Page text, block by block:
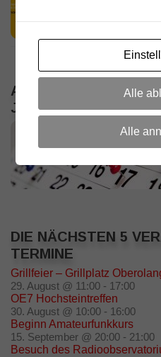
ALLE
JAHRES
DIE NÄCHSTEN 5
TERMINE
Grillfeier – Grillplatz
29. August @ 11:00 - 17:00
OE7 Hochsteintreffen
30. August @ 10:00 - 16:00
Beginn Amateurfunkkurs
15. September @ 20:00 - 21:00
Besuch des
Alle
Alle